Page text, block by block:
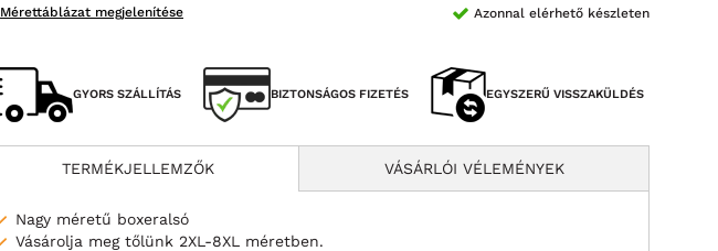
Azonnal elérhető készleten
Mérettáblázat megjelenítése
GYORS SZÁLLÍTÁS BIZTONSÁGOS FIZETÉS EGYSZERŰ VISSZAKÜLDÉS
TERMÉKJELLEMZŐK VÁSÁRLÓI VÉLEMÉNYEK
Nagy méretű boxeralsó
Vásárolja meg tőlünk 2XL-8XL méretben.